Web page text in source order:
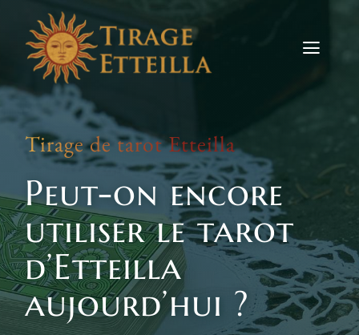
content
Toggle
Tirages
Etteilla
Signes
Actus
Contact
TIRER LES CARTES
Tirage de tarot Etteilla
Peut-on encore
utiliser le tarot
d’Etteilla
aujourd’hui ?